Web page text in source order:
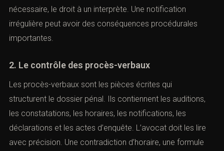
nécessaire, le droit à un interprète. Une notification
irrégulière peut avoir des conséquences procédurales
importantes.
2. Le contrôle des procès-verbaux
Les procès-verbaux sont les pièces écrites qui
structurent le dossier pénal. Ils contiennent les auditions,
les constatations, les horaires, les notifications, les
déclarations et les actes d’enquête. L’avocat doit les lire
avec précision. Une contradiction d’horaire, une formule